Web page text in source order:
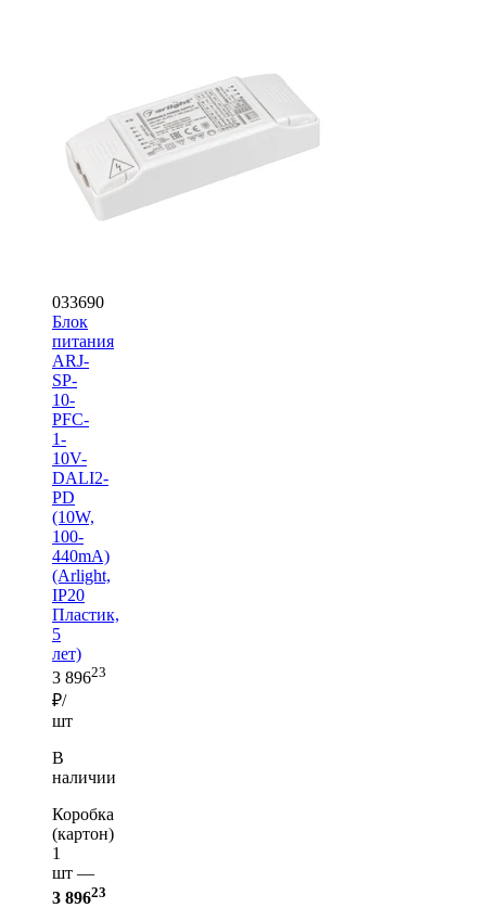
033690
Блок
питания
ARJ-
SP-
10-
PFC-
1-
10V-
DALI2-
PD
(10W,
100-
440mA)
(Arlight,
IP20
Пластик,
5
лет)
3 89623
₽/
шт
В
наличии
Коробка
(картон)
1
шт —
3 89623